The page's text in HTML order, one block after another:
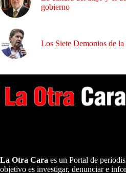
gobierno
Los Siete Demonios de
La Otra Cara es un Portal de
objetivo es investigar, denunciar e